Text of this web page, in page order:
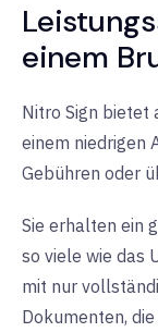
einem
Nitro Sign bietet
einem niedrigen
Gebühren oder
Sie erhalten ein
so viele wie das
mit nur
Dokumenten,